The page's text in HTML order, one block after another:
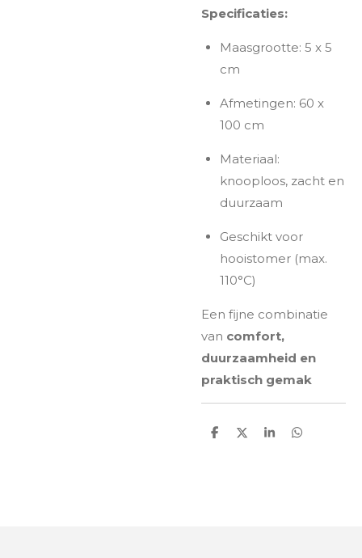
Specificaties:
Maasgrootte: 5 x 5
cm
Afmetingen: 60 x
100 cm
Materiaal:
knooploos, zacht en
duurzaam
Geschikt voor
hooistomer (max.
110°C)
Een fijne combinatie
van comfort,
duurzaamheid en
praktisch gemak
D
D
S
D